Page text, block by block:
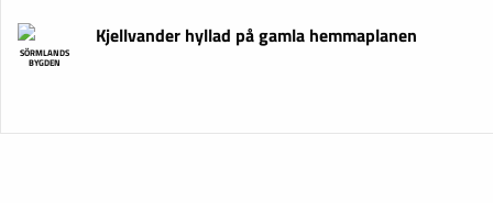
SÖRMLANDS
BYGDEN
Kjellvander hyllad på gamla hemmaplanen